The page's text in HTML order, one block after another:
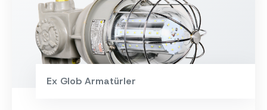
Ex Glob Armatürler